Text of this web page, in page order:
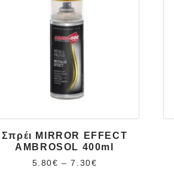
Σπρέι MIRROR EFFECT
AMBROSOL 400ml
5.80€ – 7.30€